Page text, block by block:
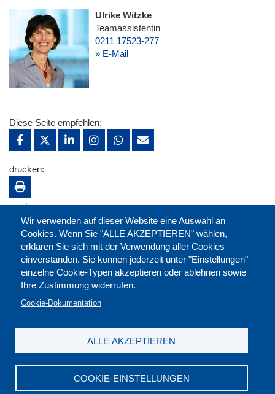
Ulrike Witzke
Teamassistentin
0211 17523-277
» E-Mail
Wir verwenden auf dieser Website eine Auswahl an
Cookies. Wenn Sie "ALLE AKZEPTIEREN" wählen,
erklären Sie sich mit der Verwendung aller Cookies
einverstanden. Sie können jederzeit unter "Einstellungen"
einzelne Cookie-Typen akzeptieren oder ablehnen sowie
Ihre Zustimmung widerrufen.
Cookie-Dokumentation
COOKIE-EINSTELLUNGEN
ALLE AKZEPTIEREN
Diese Seite empfehlen:
drucken:
merken:
DGB-Bildungswerk NRW e.V. © 2026